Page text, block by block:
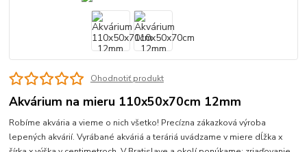
Ohodnotiť produkt
Akvárium na mieru 110x50x70cm 12mm
Robíme akvária a vieme o nich všetko! Precízna zákazková výroba
lepených akvárií. Vyrábané akváriá a teráriá uvádzame v miere dĺžka x